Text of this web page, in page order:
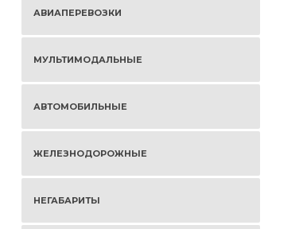
АВИАПЕРЕВОЗКИ
МУЛЬТИМОДАЛЬНЫЕ
АВТОМОБИЛЬНЫЕ
ЖЕЛЕЗНОДОРОЖНЫЕ
НЕГАБАРИТЫ